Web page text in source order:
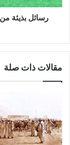
رسائل بذيئة
مقالات ذات صلة